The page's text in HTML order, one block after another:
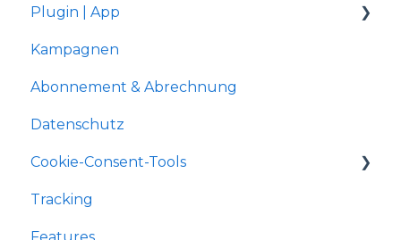
Plugin | App
Shopware 5
Gambio Shop
JTL-Shop 4
Shopify
xt:Commerce
Kampagnen
Abonnement & Abrechnung
Datenschutz
Cookie-Consent-Tools
Shopware 5
Tracking